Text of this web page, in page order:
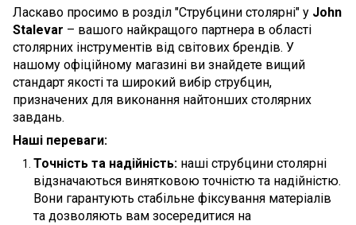
Ласкаво просимо в розділ "Струбцини столярні" у John
Stalevar – вашого найкращого партнера в області
столярних інструментів від світових брендів. У
нашому офіційному магазині ви знайдете вищий
стандарт якості та широкий вибір струбцин,
призначених для виконання найтонших столярних
завдань.
Наші переваги:
Точність та надійність: наші струбцини столярні
відзначаються винятковою точністю та надійністю.
Вони гарантують стабільне фіксування матеріалів
та дозволяють вам зосередитися на